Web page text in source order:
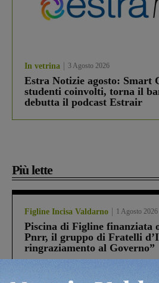
In vetrina 3 Agosto 2026
Estra Notizie agosto: Smart
studenti coinvolti, torna il
debutta il podcast Estrair
Più lette
Figline Incisa Valdarno 1 Agosto 2026
Piscina di Figline finanziata
Pnrr, il gruppo di Fratelli
ringraziamento al Governo”
Cronaca